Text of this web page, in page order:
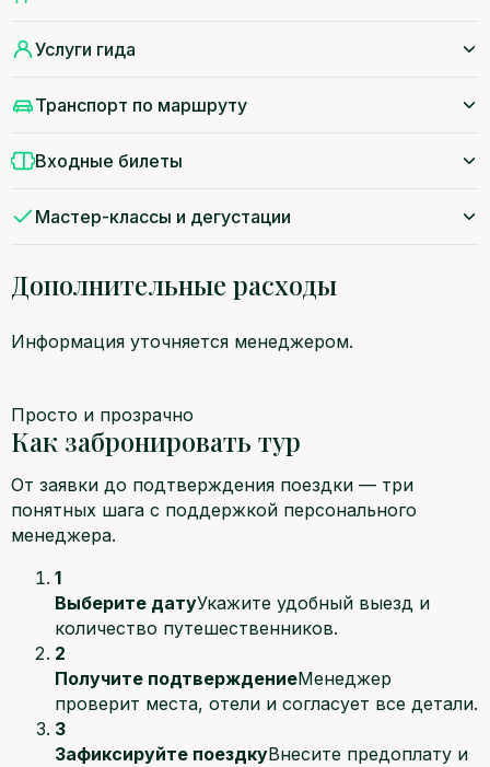
Услуги гида
Транспорт по маршруту
Входные билеты
Мастер-классы и дегустации
Дополнительные расходы
Информация уточняется менеджером.
Просто и прозрачно
Как забронировать тур
От заявки до подтверждения поездки — три
понятных шага с поддержкой персонального
менеджера.
1
Выберите датуУкажите удобный выезд и
количество путешественников.
2
Получите подтверждениеМенеджер
проверит места, отели и согласует все детали.
3
Зафиксируйте поездкуВнесите предоплату и